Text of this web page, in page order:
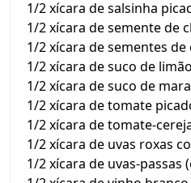
1/2 xícara de salsinha
1/2 xícara de semente de
1/2 xícara de sementes de
1/2 xícara de suco de
1/2 xícara de suco de
1/2 xícara de tomate
1/2 xícara de tomate-
1/2 xícara de uvas roxas
1/2 xícara de uvas-passas